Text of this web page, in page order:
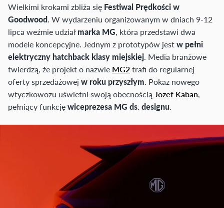
Wielkimi krokami zbliża się Festiwal Prędkości w
Goodwood. W wydarzeniu organizowanym w dniach 9-12
lipca weźmie udziałmarka MG, która przedstawi dwa
modele koncepcyjne. Jednym z prototypów jestw pełni
elektryczny hatchback klasy miejskiej. Media branżowe
twierdzą, że projekt o nazwie MG2trafi do regularnej
oferty sprzedażowej w roku przyszłym. Pokaz nowego
wtyczkowozu uświetni swoją obecnością Jozef Kaban,
pełniący funkcjęwiceprezesa MG ds. designu.